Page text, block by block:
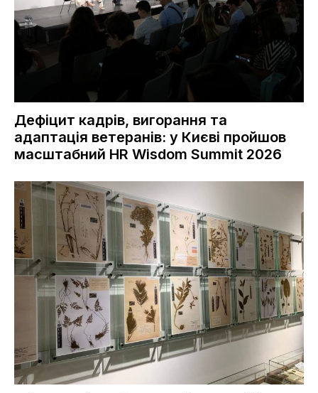
Дефіцит кадрів, вигорання та
адаптація ветеранів: у Києві пройшов
масштабний HR Wisdom Summit 2026